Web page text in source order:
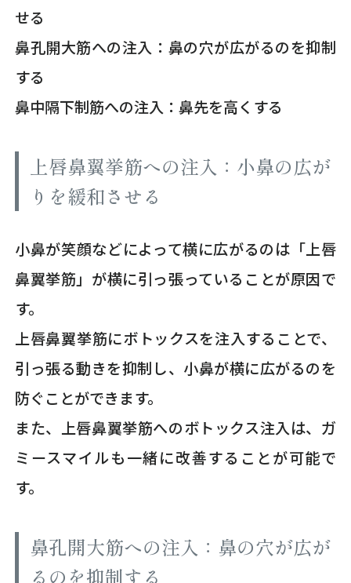
せる
鼻孔開大筋への注入：鼻の穴が広がるのを抑制
する
鼻中隔下制筋への注入：鼻先を高くする
上唇鼻翼挙筋への注入：小鼻の広が
りを緩和させる
小鼻が笑顔などによって横に広がるのは「上唇
鼻翼挙筋」が横に引っ張っていることが原因で
す。
上唇鼻翼挙筋にボトックスを注入することで、
引っ張る動きを抑制し、小鼻が横に広がるのを
防ぐことができます。
また、上唇鼻翼挙筋へのボトックス注入は、ガ
ミースマイルも一緒に改善することが可能で
す。
鼻孔開大筋への注入：鼻の穴が広が
るのを抑制する